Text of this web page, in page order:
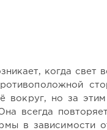
когда свет
вокруг, но за
всегда
в зависимости